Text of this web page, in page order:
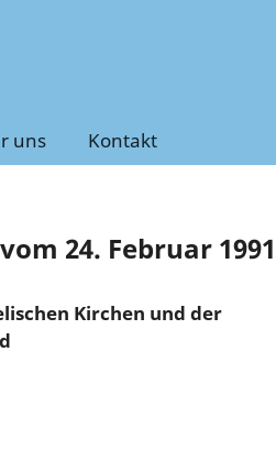
uns Kontakt
24. Februar 1991
Kirchen und der